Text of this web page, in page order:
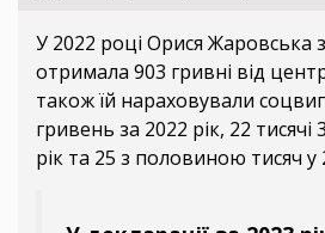
У 2022 році Орися Жаровська
отримала 903 гривні від
також їй нараховували
гривень за 2022 рік, 22 тисячі
рік та 25 з половиною тисяч у